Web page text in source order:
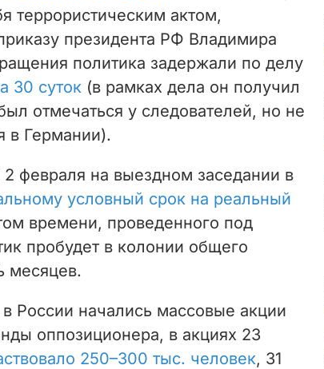
террористическим актом,
президента РФ Владимира
политика задержали по делу
30 суток (в рамках дела он получил
отмечаться у следователей, но не
в Германии).
февраля на выездном заседании в
условный срок на реальный
времени, проведенного под
пробудет в колонии общего
месяцев.
России начались массовые акции
оппозиционера, в акциях 23
250–300 тыс. человек, 31